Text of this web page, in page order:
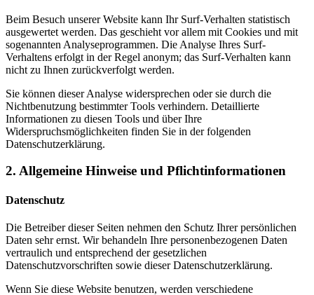
Beim Besuch unserer Website kann Ihr Surf-Verhalten statistisch
ausgewertet werden. Das geschieht vor allem mit Cookies und mit
sogenannten Analyseprogrammen. Die Analyse Ihres Surf-
Verhaltens erfolgt in der Regel anonym; das Surf-Verhalten kann
nicht zu Ihnen zurückverfolgt werden.
Sie können dieser Analyse widersprechen oder sie durch die
Nichtbenutzung bestimmter Tools verhindern. Detaillierte
Informationen zu diesen Tools und über Ihre
Widerspruchsmöglichkeiten finden Sie in der folgenden
Datenschutzerklärung.
2. Allgemeine Hinweise und Pflichtinformationen
Datenschutz
Die Betreiber dieser Seiten nehmen den Schutz Ihrer persönlichen
Daten sehr ernst. Wir behandeln Ihre personenbezogenen Daten
vertraulich und entsprechend der gesetzlichen
Datenschutzvorschriften sowie dieser Datenschutzerklärung.
Wenn Sie diese Website benutzen, werden verschiedene